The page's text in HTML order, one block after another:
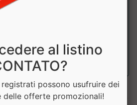
al listino
possono usufruire dei
delle offerte promozionali!